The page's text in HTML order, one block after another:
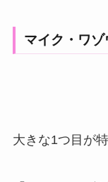
マイク・ワゾ
大きな1つ目が